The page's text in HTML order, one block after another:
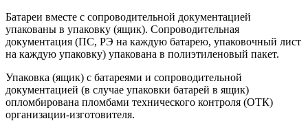
Батареи вместе с сопроводительной документацией
упакованы в упаковку (ящик). Сопроводительная
документация (ПС, РЭ на каждую батарею, упаковочный лист
на каждую упаковку) упакована в полиэтиленовый пакет.
Упаковка (ящик) с батареями и сопроводительной
документацией (в случае упаковки батарей в ящик)
опломбирована пломбами технического контроля (ОТК)
организации-изготовителя.